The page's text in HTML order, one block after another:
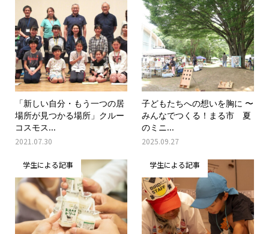
「新しい自分・もう一つの居
場所が見つかる場所」クルー
コスモス...
2021.07.30
子どもたちへの想いを胸に 〜
みんなでつくる！まる市 夏
のミニ...
2025.09.27
学生による記事 学生による記事